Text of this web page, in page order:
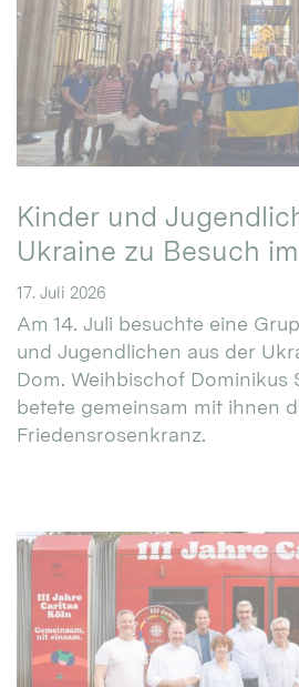
Kinder und
Ukraine zu Besuch
17. Juli 2026
Am 14. Juli besuchte eine
und Jugendlichen aus der
Dom. Weihbischof Dominikus
betete gemeinsam mit ihnen
Friedensrosenkranz.